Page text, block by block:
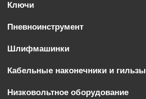
Ключи
Пневноинструмент
Шлифмашинки
Кабельные наконечники и гильзы
Низковольтное оборудование